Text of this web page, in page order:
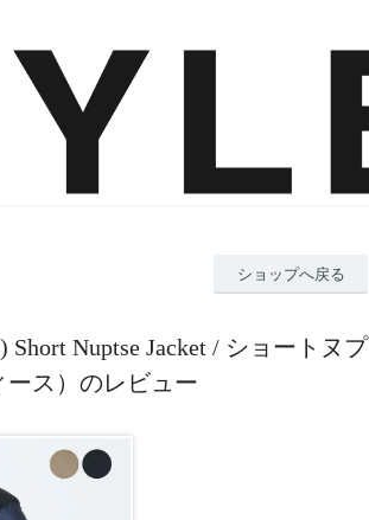
ショップへ戻る
Nuptse Jacket / ショートヌプ
ス）のレビュー